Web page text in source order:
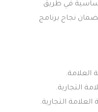
أساسية في طريق
نجاح برنامج
العلامة.
التجارية.
العلامة التجارية.